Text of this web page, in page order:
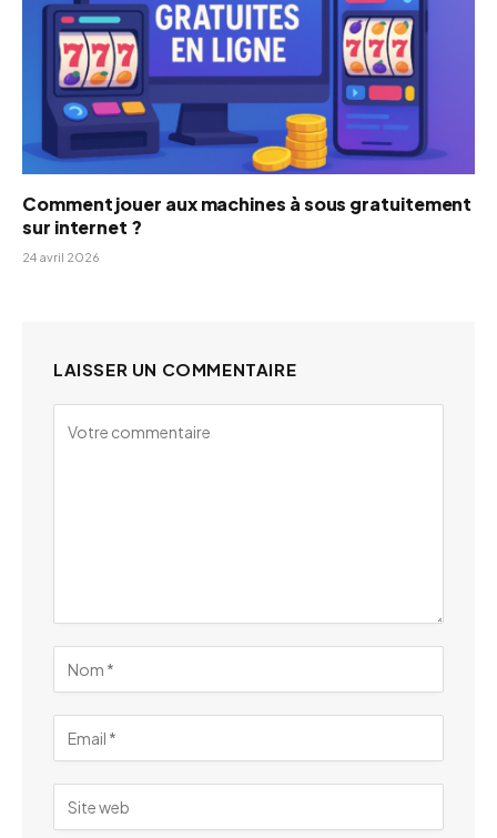
Comment jouer aux machines à sous gratuitement
sur internet ?
24 avril 2026
LAISSER UN COMMENTAIRE